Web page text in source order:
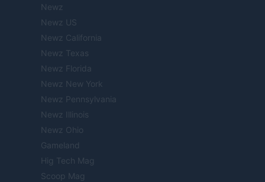
Newz
Newz US
Newz California
Newz Texas
Newz Florida
Newz New York
Newz Pennsylvania
Newz Illinois
Newz Ohio
Gameland
Hig Tech Mag
Scoop Mag